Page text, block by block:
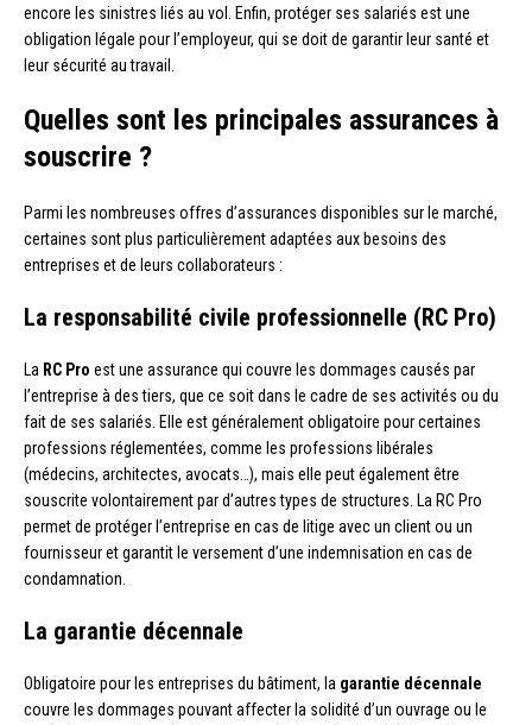
encore les sinistres liés au vol. Enfin, protéger ses salariés est une
obligation légale pour l’employeur, qui se doit de garantir leur santé et
leur sécurité au travail.
Quelles sont les principales assurances à
souscrire ?
Parmi les nombreuses offres d’assurances disponibles sur le marché,
certaines sont plus particulièrement adaptées aux besoins des
entreprises et de leurs collaborateurs :
La responsabilité civile professionnelle (RC Pro)
La RC Pro est une assurance qui couvre les dommages causés par
l’entreprise à des tiers, que ce soit dans le cadre de ses activités ou du
fait de ses salariés. Elle est généralement obligatoire pour certaines
professions réglementées, comme les professions libérales
(médecins, architectes, avocats…), mais elle peut également être
souscrite volontairement par d’autres types de structures. La RC Pro
permet de protéger l’entreprise en cas de litige avec un client ou un
fournisseur et garantit le versement d’une indemnisation en cas de
condamnation.
La garantie décennale
Obligatoire pour les entreprises du bâtiment, la garantie décennale
couvre les dommages pouvant affecter la solidité d’un ouvrage ou le